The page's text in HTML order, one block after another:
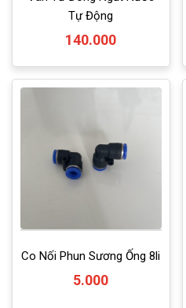
Tự Động
140.000
Co Nối Phun Sương Ống 8li
5.000